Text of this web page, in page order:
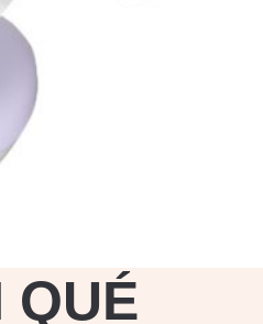
QUÉ